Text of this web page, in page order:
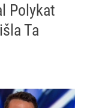
Polykat
Ta